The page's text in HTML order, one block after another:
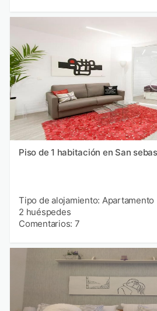
Piso de 1 habitación en San
Tipo de alojamiento: Apartamento
2 huéspedes
Comentarios: 7